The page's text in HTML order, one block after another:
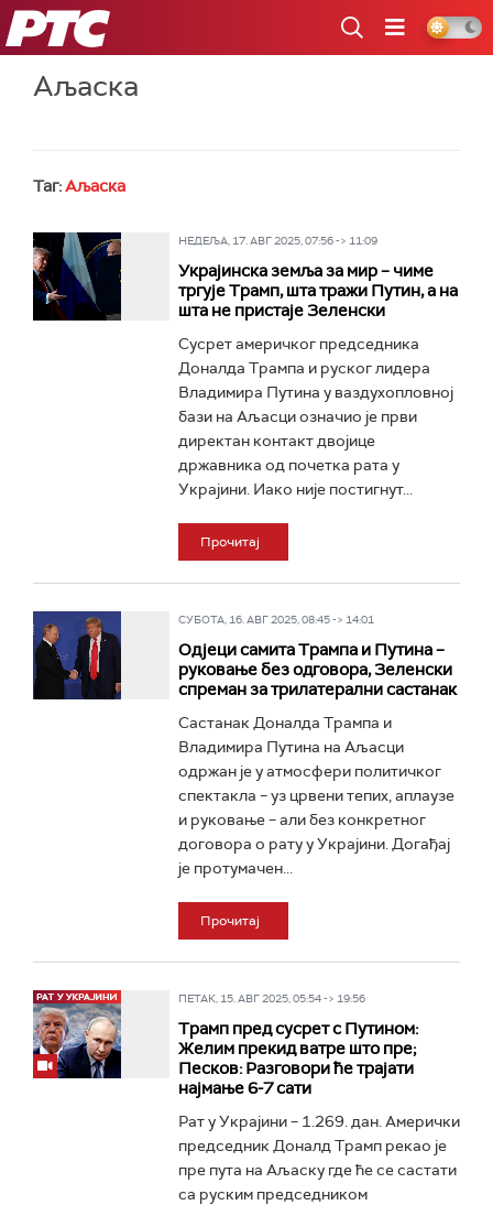
РТС
Аљаска
Таг:Аљаска
НЕДЕЉА, 17. АВГ 2025, 07:56 -> 11:09
Украјинска земља за мир – чиме
тргује Трамп, шта тражи Путин, а на
шта не пристаје Зеленски
Сусрет америчког председника
Доналда Трампа и руског лидера
Владимира Путина у ваздухопловној
бази на Аљасци означио је први
директан контакт двојице
државника од почетка рата у
Украјини. Иако није постигнут...
Прочитај
СУБОТА, 16. АВГ 2025, 08:45 -> 14:01
Одјеци самита Трампа и Путина –
руковање без одговора, Зеленски
спреман за трилатерални састанак
Састанак Доналда Трампа и
Владимира Путина на Аљасци
одржан је у атмосфери политичког
спектакла – уз црвени тепих, аплаузе
и руковање – али без конкретног
договора о рату у Украјини. Догађај
је протумачен...
Прочитај
ПЕТАК, 15. АВГ 2025, 05:54 -> 19:56
Трамп пред сусрет с Путином:
Желим прекид ватре што пре;
Песков: Разговори ће трајати
најмање 6-7 сати
Рат у Украјини – 1.269. дан. Амерички
председник Доналд Трамп рекао је
пре пута на Аљаску где ће се састати
са руским председником